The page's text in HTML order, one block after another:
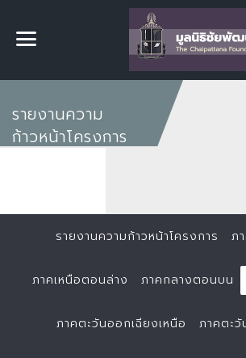
รายงานความ
ก้าวหน้าโครงการ
รายงานความก้าวหน้าโครงการ ภ
ภาคเหนือตอนล่าง ภาคกลางตอนบน
ภาคตะวันออกเฉียงเหนือ ภาคตะ